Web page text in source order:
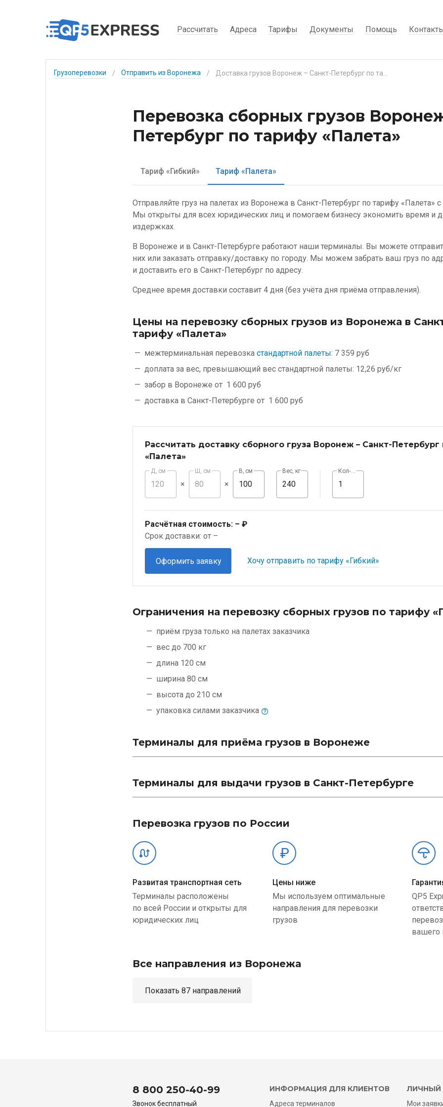
Рассчитать Адреса Тарифы Документы Помощь
Грузоперевозки / Отправить из Воронежа /
Перевозка сборных грузов
Петербург по тарифу «Палета»
Тариф «Гибкий» Тариф «Палета»
Отправляйте груз на палетах из Воронежа в Санкт-Петербург по тарифу
Мы открыты для всех юридических лиц и помогаем бизнесу экономить время и
издержках.
В Воронеже и в Санкт-Петербурге работают наши терминалы. Вы можете
них или заказать отправку/доставку по городу. Мы можем забрать ваш груз по
и доставить его в Санкт-Петербург по адресу.
Среднее время доставки составит 4 дня (без учёта дня приёма отправления).
Цены на перевозку сборных грузов из Воронежа в
тарифу «Палета»
межтерминальная перевозка стандартной палеты: 7 359 руб
доплата за вес, превышающий вес стандартной палеты: 12,26 руб/кг
забор в Воронеже от 1 600 руб
доставка в Санкт-Петербурге от 1 600 руб
Рассчитать доставку сборного груза Воронеж – Санкт-
«Палета»
Д, см
×
Ш, см
×
В, см Вес, кг Кол-во, шт
Расчётная стоимость: – ₽
Срок доставки: от –
Оформить заявку Хочу отправить по тарифу «Гибкий»
Ограничения на перевозку сборных грузов по тарифу
приём груза только на палетах заказчика
вес до 700 кг
длина 120 см
ширина 80 см
высота до 210 см
упаковка силами заказчика
Терминалы для приёма грузов в Воронеже
Терминалы для выдачи грузов в Санкт-Петербурге
Перевозка грузов по России
Развитая транспортная сеть
Терминалы расположены
по всей России и открыты для
юридических лиц
Цены ниже
Мы используем оптимальные
направления для перевозки
грузов
QP5
вашего
Все направления из Воронежа
Показать 87 направлений
8 800 250-40-99
Звонок бесплатный
ИНФОРМАЦИЯ ДЛЯ КЛИЕНТОВ
Адреса терминалов
ЛИЧНЫЙ
Мои